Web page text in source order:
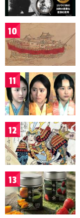
10
11
12
13